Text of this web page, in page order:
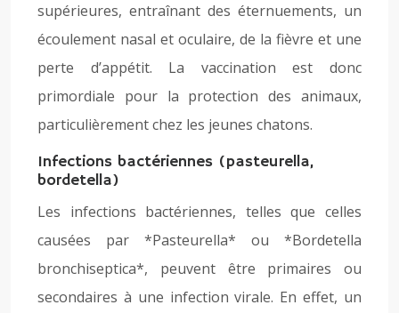
supérieures, entraînant des éternuements, un
écoulement nasal et oculaire, de la fièvre et une
perte d’appétit. La vaccination est donc
primordiale pour la protection des animaux,
particulièrement chez les jeunes chatons.
Infections bactériennes (pasteurella,
bordetella)
Les infections bactériennes, telles que celles
causées par *Pasteurella* ou *Bordetella
bronchiseptica*, peuvent être primaires ou
secondaires à une infection virale. En effet, un